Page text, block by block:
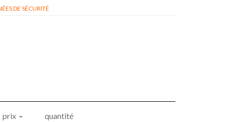
DE SÉCURITÉ
prix quantité